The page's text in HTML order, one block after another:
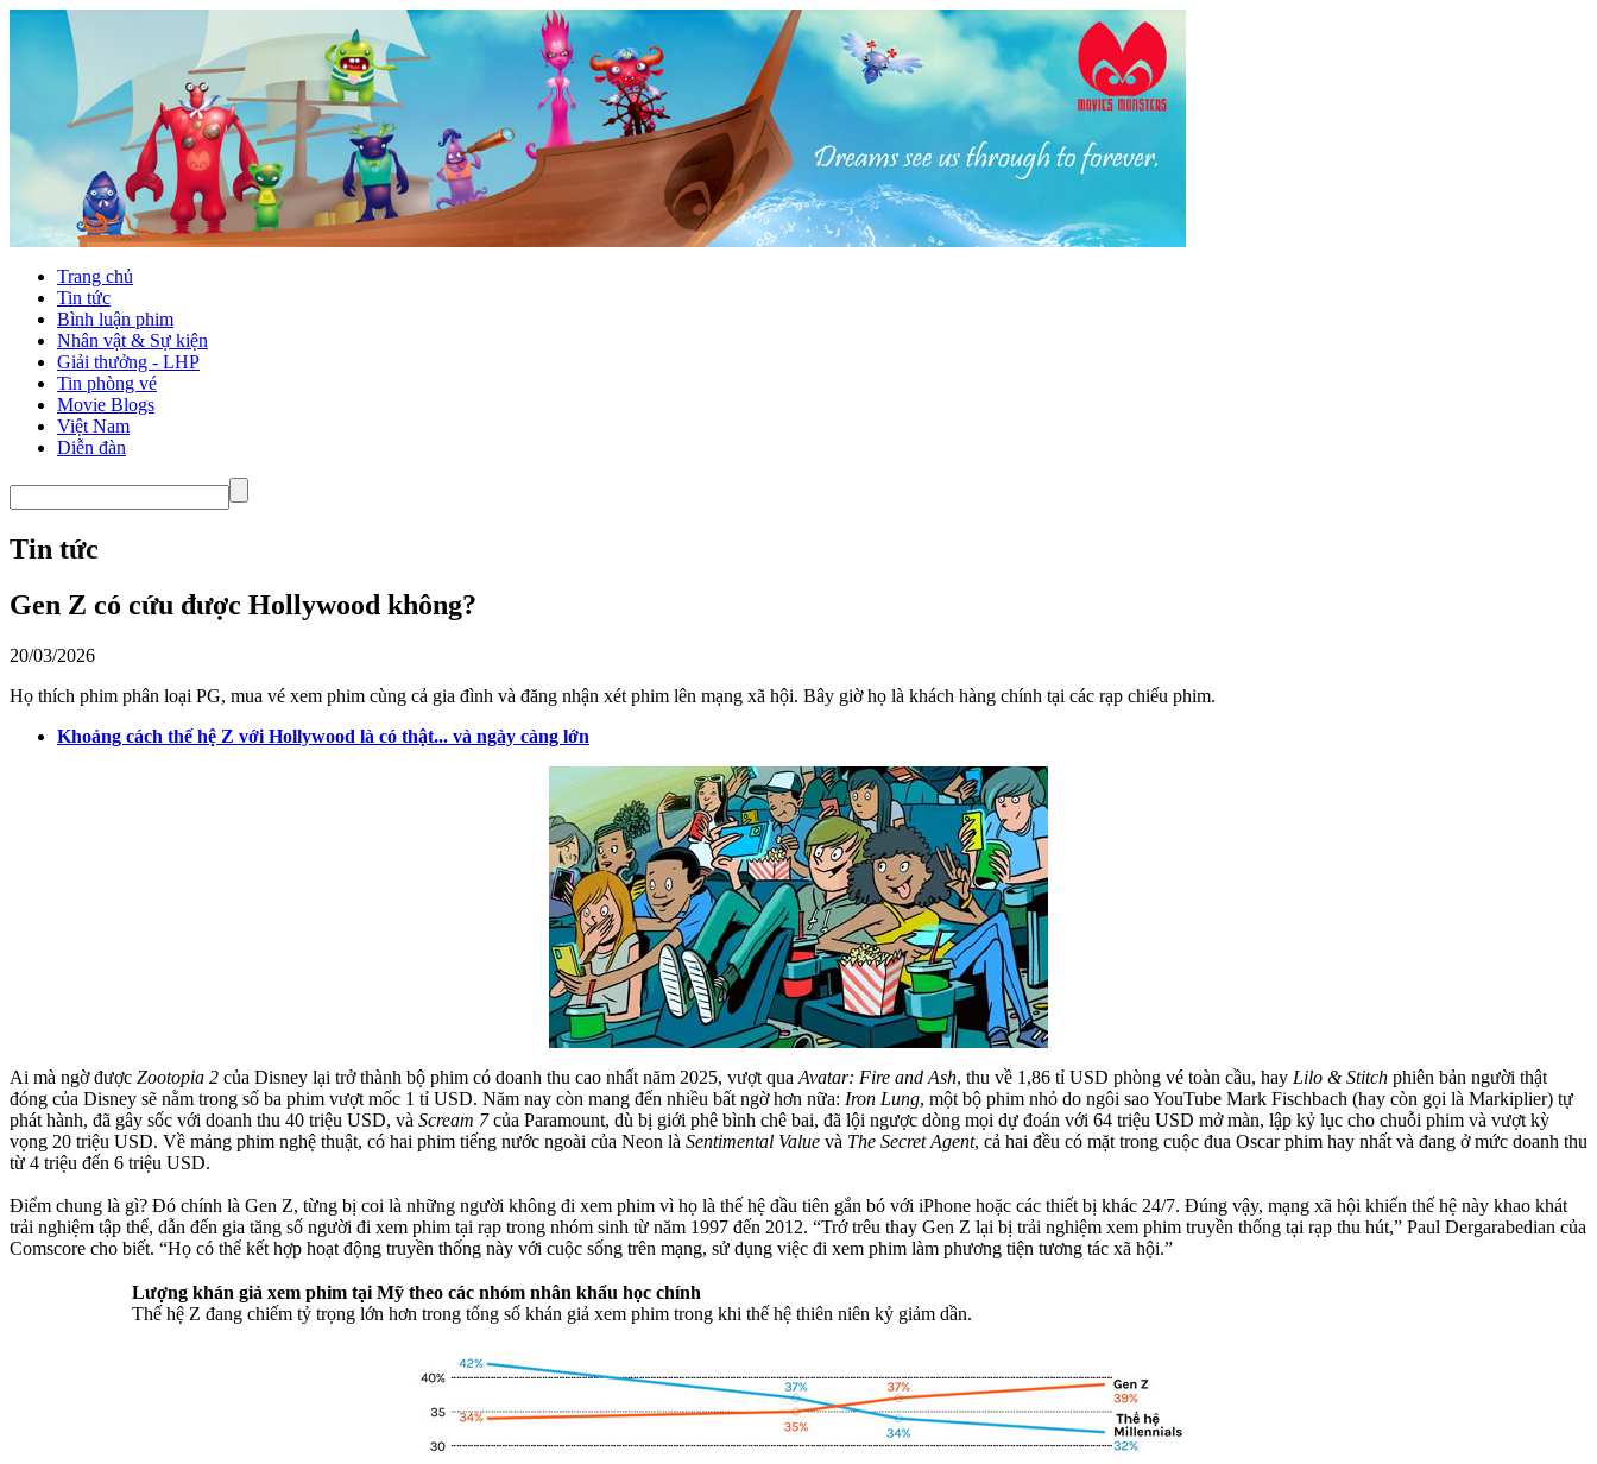
Trang chủ
Tin tức
Bình luận phim
Nhân vật & Sự kiện
Giải thưởng - LHP
Tin phòng vé
Movie Blogs
Việt Nam
Diễn đàn
Tin tức
Gen Z có cứu được Hollywood không?
20/03/2026
Họ thích phim phân loại PG, mua vé xem phim cùng cả gia đình và đăng nhận xét phim lên mạng xã hội. Bây giờ họ là khách hàng chính tại các rạp chiếu phim.
Khoảng cách thế hệ Z với Hollywood là có thật... và ngày càng lớn
Ai mà ngờ được Zootopia 2 của Disney lại trở thành bộ phim có doanh thu cao nhất năm 2025, vượt qua Avatar: Fire and Ash, thu về 1,86 tỉ USD phòng vé toàn cầu, hay Lilo & Stitch phiên bản người thật
đóng của Disney sẽ nằm trong số ba phim vượt mốc 1 tỉ USD. Năm nay còn mang đến nhiều bất ngờ hơn nữa: Iron Lung, một bộ phim nhỏ do ngôi sao YouTube Mark Fischbach (hay còn gọi là Markiplier) tự
phát hành, đã gây sốc với doanh thu 40 triệu USD, và Scream 7của Paramount, dù bị giới phê bình chê bai, đã lội ngược dòng mọi dự đoán với 64 triệu USD mở màn, lập kỷ lục cho chuỗi phim và vượt kỳ
vọng 20 triệu USD. Về mảng phim nghệ thuật, có hai phim tiếng nước ngoài của Neon là Sentimental Value và The Secret Agent, cả hai đều có mặt trong cuộc đua Oscar phim hay nhất và đang ở mức doanh thu
từ 4 triệu đến 6 triệu USD.
Điểm chung là gì? Đó chính là Gen Z, từng bị coi là những người không đi xem phim vì họ là thế hệ đầu tiên gắn bó với iPhone hoặc các thiết bị khác 24/7. Đúng vậy, mạng xã hội khiến thế hệ này khao khát
trải nghiệm tập thể, dẫn đến gia tăng số người đi xem phim tại rạp trong nhóm sinh từ năm 1997 đến 2012. “Trớ trêu thay Gen Z lại bị trải nghiệm xem phim truyền thống tại rạp thu hút,” Paul Dergarabedian của
Comscore cho biết. “Họ có thể kết hợp hoạt động truyền thống này với cuộc sống trên mạng, sử dụng việc đi xem phim làm phương tiện tương tác xã hội.”
Lượng khán giả xem phim tại Mỹ theo các nhóm nhân khẩu học chính
Thế hệ Z đang chiếm tỷ trọng lớn hơn trong tổng số khán giả xem phim trong khi thế hệ thiên niên kỷ giảm dần.